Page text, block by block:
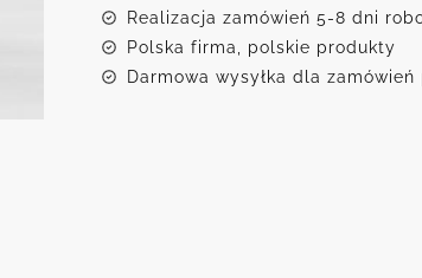
Realizacja zamówień 5-8 dni
Polska firma, polskie produkty
Darmowa wysyłka dla zamówień